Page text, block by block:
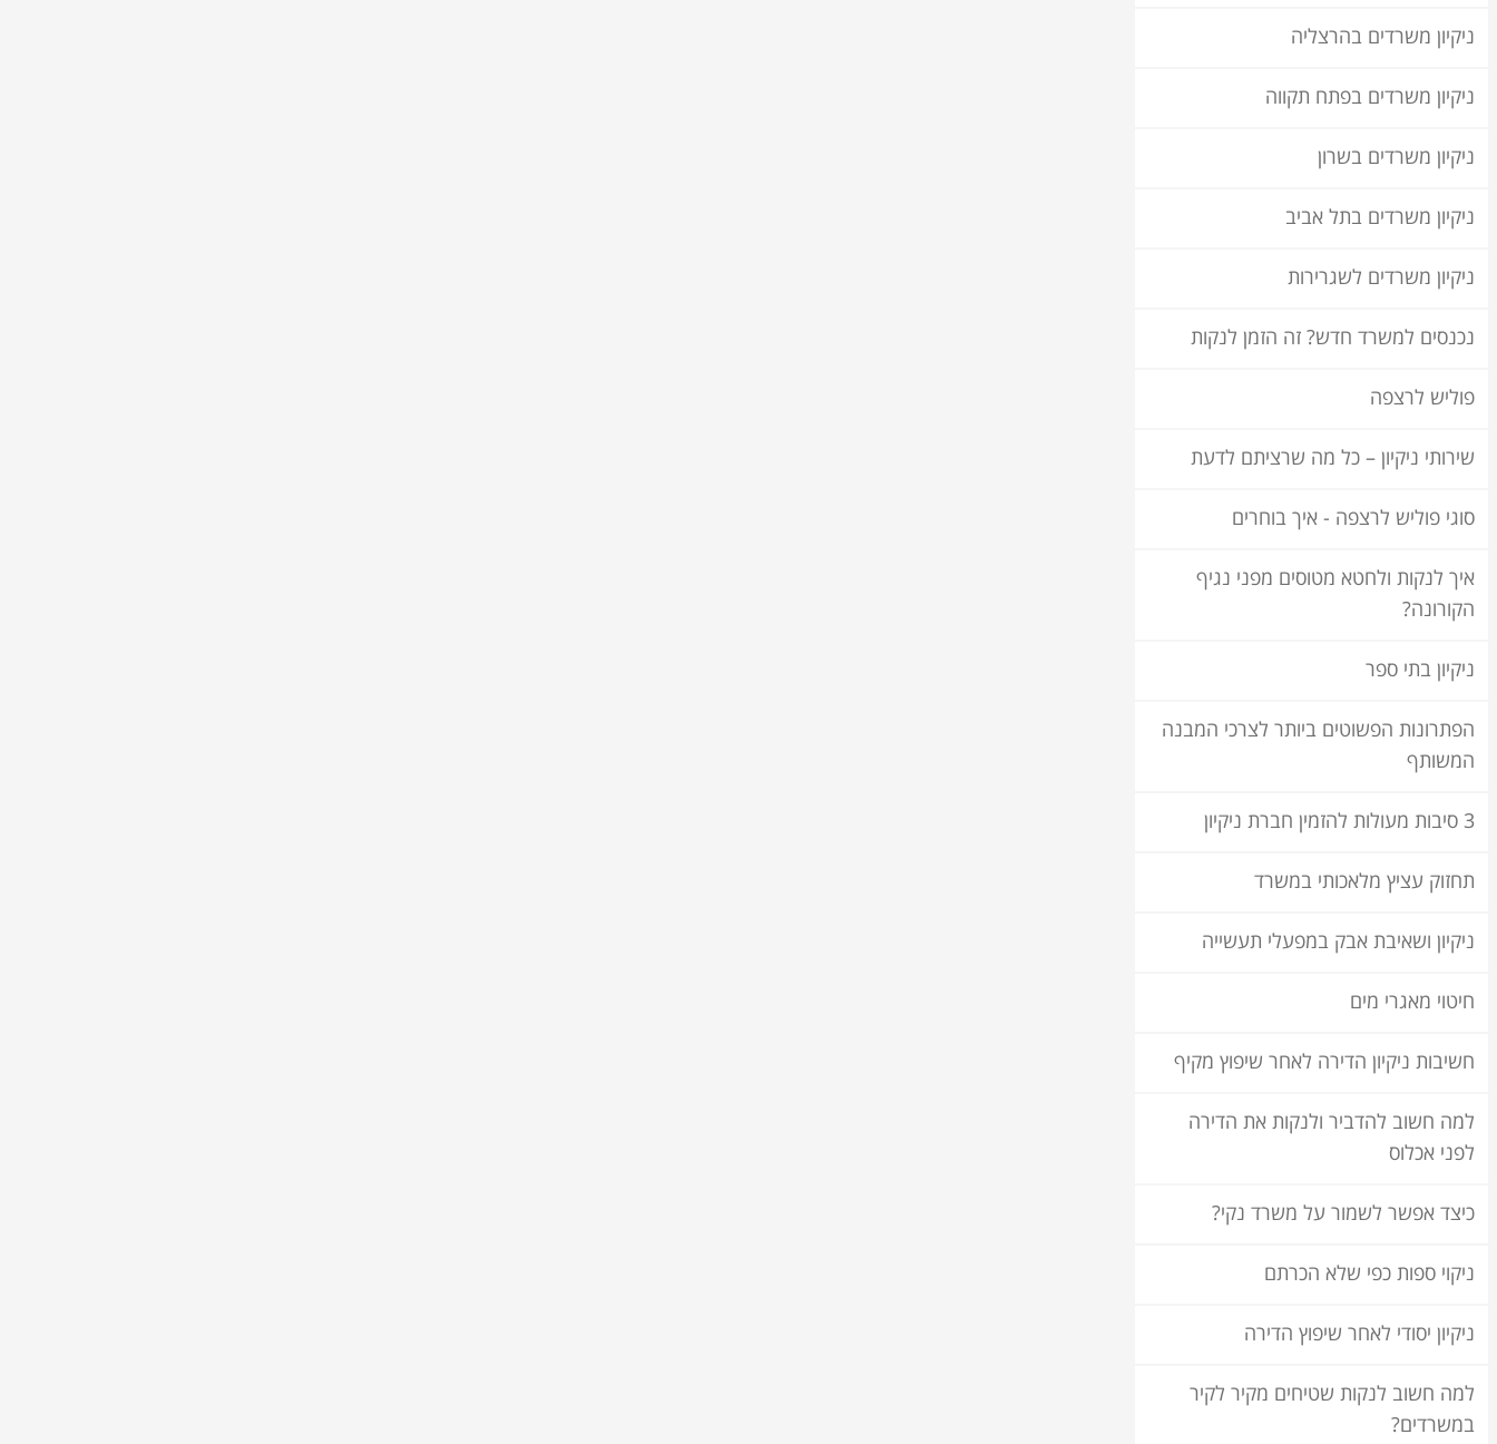
ניקיון משרדים בהרצליה
ניקיון משרדים בפתח תקווה
ניקיון משרדים בשרון
ניקיון משרדים בתל אביב
ניקיון משרדים לשגרירות
נכנסים למשרד חדש? זה הזמן לנקות
פוליש לרצפה
שירותי ניקיון – כל מה שרציתם לדעת
סוגי פוליש לרצפה - איך בוחרים
איך לנקות ולחטא מטוסים מפני נגיף
הקורונה?
ניקיון בתי ספר
הפתרונות הפשוטים ביותר לצרכי המבנה
המשותף
3 סיבות מעולות להזמין חברת ניקיון
תחזוק עציץ מלאכותי במשרד
ניקיון ושאיבת אבק במפעלי תעשייה
חיטוי מאגרי מים
חשיבות ניקיון הדירה לאחר שיפוץ מקיף
למה חשוב להדביר ולנקות את הדירה
לפני אכלוס
כיצד אפשר לשמור על משרד נקי?
ניקוי ספות כפי שלא הכרתם
ניקיון יסודי לאחר שיפוץ הדירה
למה חשוב לנקות שטיחים מקיר לקיר
במשרדים?